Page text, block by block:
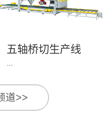
学。2、操作系统简单
稳、可靠。3、前后刀
切割，带去毛刺倒角功
面，不崩边。4、大板
平稳输送进出，切割加
五轴桥切生产线
...
》》五轴桥切高配型
道>>